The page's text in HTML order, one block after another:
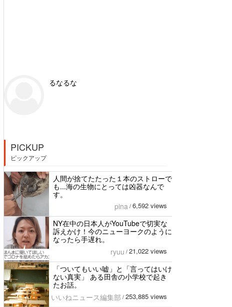
るなるな
PICKUP
ピックアップ
人間が捨てたたった１本のストローで
も...海の生物にとっては凶器なんで
す。
pina / 6,592 views
NY在中の日本人がYouTubeで切実な
訴えかけ！今のニューヨークのように
なったら手遅れ。
ryuu / 21,022 views
「ついてもいい嘘」と「言ってはいけ
ない真実」 ある田舎の小学校で起き
たお話。
いいねニュース編集部 / 253,885 views